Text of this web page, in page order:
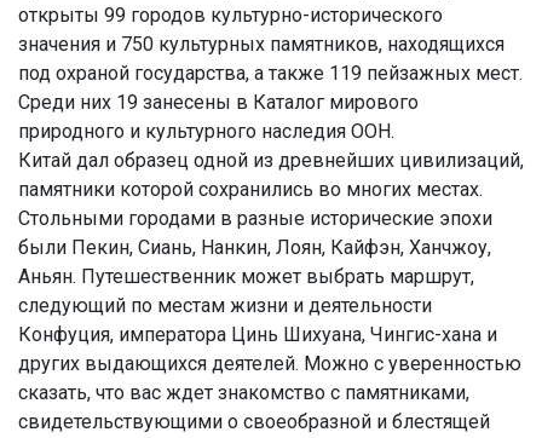
открыты 99 городов культурно-исторического
значения и 750 культурных памятников, находящихся
под охраной государства, а также 119 пейзажных мест.
Среди них 19 занесены в Каталог мирового
природного и культурного наследия ООН.
Китай дал образец одной из древнейших цивилизаций,
памятники которой сохранились во многих местах.
Стольными городами в разные исторические эпохи
были Пекин, Сиань, Нанкин, Лоян, Кайфэн, Ханчжоу,
Аньян. Путешественник может выбрать маршрут,
следующий по местам жизни и деятельности
Конфуция, императора Цинь Шихуана, Чингис-хана и
других выдающихся деятелей. Можно с уверенностью
сказать, что вас ждет знакомство с памятниками,
свидетельствующими о своеобразной и блестящей